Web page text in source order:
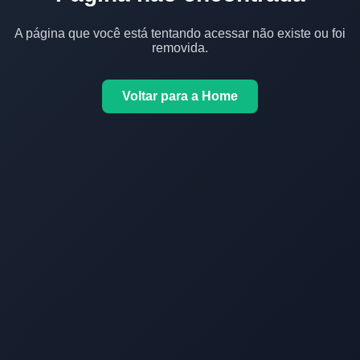
A página que você está tentando acessar não existe ou foi
removida.
Voltar para a Home